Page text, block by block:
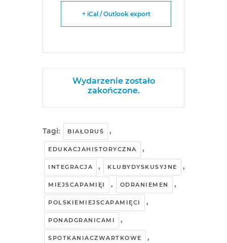
+ iCal / Outlook export
Wydarzenie zostało
zakończone.
Tagi: BIAŁORUŚ ,
EDUKACJAHISTORYCZNA ,
INTEGRACJA , KLUBYDYSKUSYJNE ,
MIEJSCAPAMIĘI , ODRANIEMEN ,
POLSKIEMIEJSCAPAMIĘCI ,
PONADGRANICAMI ,
SPOTKANIACZWARTKOWE ,